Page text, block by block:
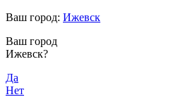
Ваш город: Ижевск
Ваш город
Ижевск?
Да
Нет